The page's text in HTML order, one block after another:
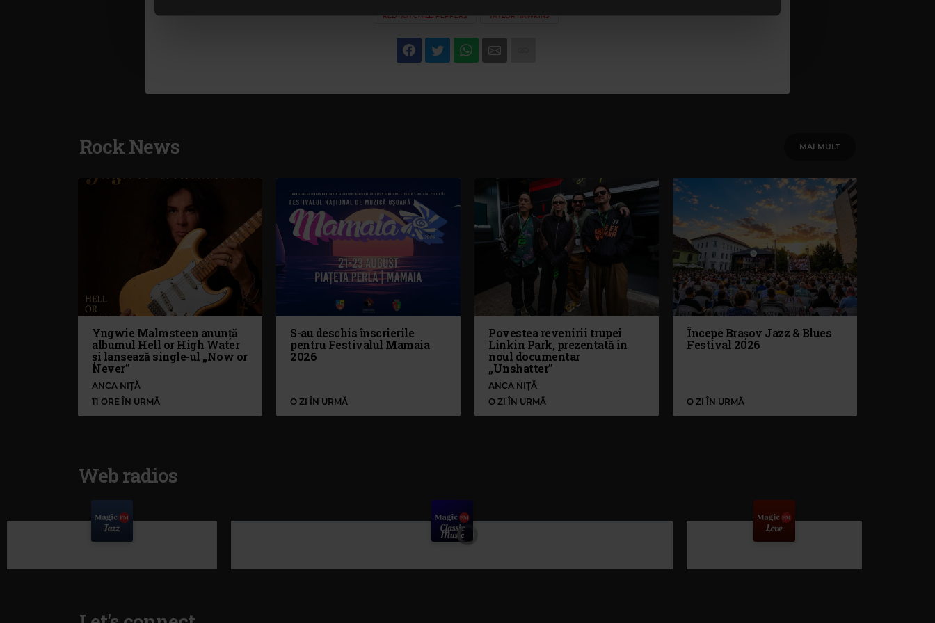
RED HOT CHILLI PEPPERS TAYLOR HAWKINS
Rock News MAI MULT
Yngwie Malmsteen anunță
albumul Hell or High Water
și lansează single-ul „Now or
Never”
ANCA NIȚĂ
11 ORE ÎN URMĂ
S-au deschis înscrierile
pentru Festivalul Mamaia
2026
O ZI ÎN URMĂ
Povestea revenirii trupei
Linkin Park, prezentată în
noul documentar
„Unshatter”
ANCA NIȚĂ
O ZI ÎN URMĂ
Începe Brașov Jazz & Blues
Festival 2026
O ZI ÎN URMĂ
Web radios